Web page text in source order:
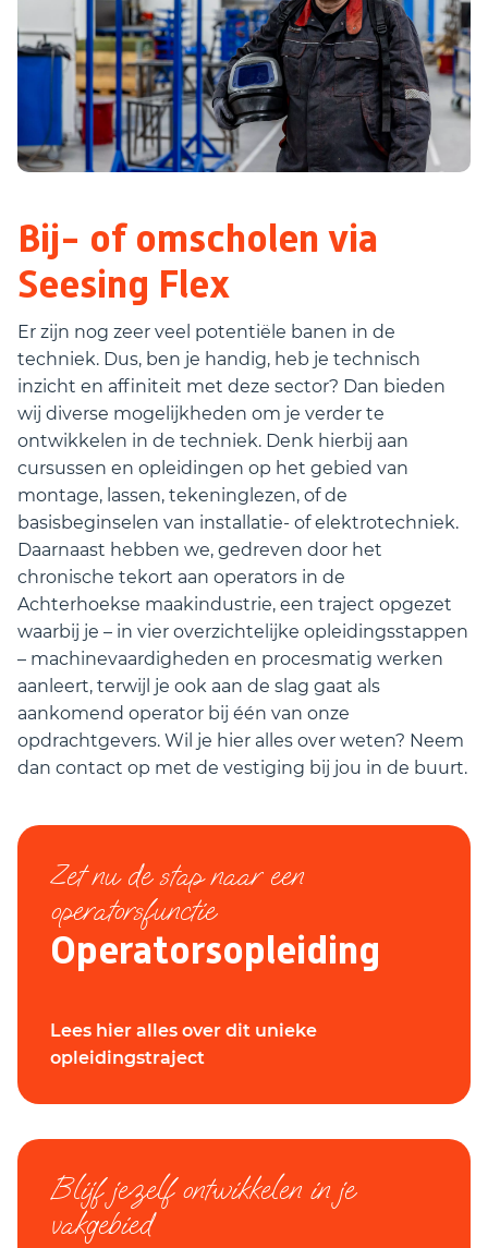
Bij- of omscholen via
Seesing Flex
Er zijn nog zeer veel potentiële banen in de
techniek. Dus, ben je handig, heb je technisch
inzicht en affiniteit met deze sector? Dan bieden
wij diverse mogelijkheden om je verder te
ontwikkelen in de techniek. Denk hierbij aan
cursussen en opleidingen op het gebied van
montage, lassen, tekeninglezen, of de
basisbeginselen van installatie- of elektrotechniek.
Daarnaast hebben we, gedreven door het
chronische tekort aan operators in de
Achterhoekse maakindustrie, een traject opgezet
waarbij je – in vier overzichtelijke opleidingsstappen
– machinevaardigheden en procesmatig werken
aanleert, terwijl je ook aan de slag gaat als
aankomend operator bij één van onze
opdrachtgevers. Wil je hier alles over weten? Neem
dan contact op met de vestiging bij jou in de buurt.
Zet nu de stap naar een
operatorsfunctie
Operatorsopleiding
Lees hier alles over dit unieke
opleidingstraject
Blijf jezelf ontwikkelen in je
vakgebied